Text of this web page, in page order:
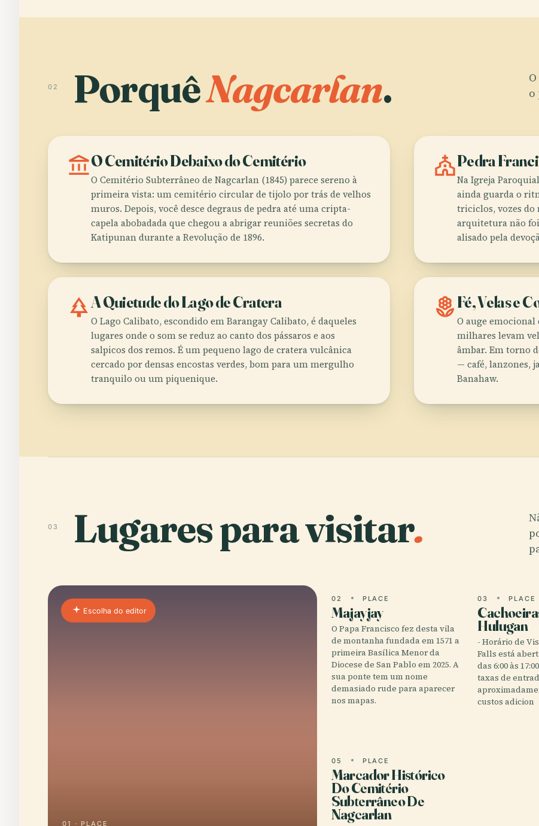
02 PorquêNagcarlan.
o
account_balanceO Cemitério Debaixo do Cemitério
O Cemitério Subterrâneo de Nagcarlan (1845) parece sereno à
primeira vista: um cemitério circular de tijolo por trás de velhos
muros. Depois, você desce degraus de pedra até uma cripta-
capela abobadada que chegou a abrigar reuniões secretas do
Katipunan durante a Revolução de 1896.
churchPedra
Na Igreja
ainda guarda o
triciclos, vozes do
arquitetura não
alisado pela
parkA Quietude do Lago de Cratera
O Lago Calibato, escondido em Barangay Calibato, é daqueles
lugares onde o som se reduz ao canto dos pássaros e aos
salpicos dos remos. É um pequeno lago de cratera vulcânica
cercado por densas encostas verdes, bom para um mergulho
tranquilo ou um piquenique.
local_floristFé, Velas e
O auge emocional
milhares levam
âmbar. Em torno
— café, lanzones,
Banahaw.
03 Lugares para visitar.
Escolha do editor
01 · PLACE
02 PLACE
Majayjay
O Papa Francisco fez desta vila
de montanha fundada em 1571 a
primeira Basílica Menor da
Diocese de San Pablo em 2025. A
sua ponte tem um nome
demasiado rude para aparecer
nos mapas.
03 PLACE
Hulugan
- Horário de
Falls está
das 6:00 às
taxas de
custos adicion
05 PLACE
Marcador Histórico
Do Cemitério
Subterrâneo De
Nagcarlan